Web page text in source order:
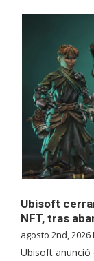
Ubisoft
NFT, tras
agosto 2nd, 2026
Ubisoft anunció